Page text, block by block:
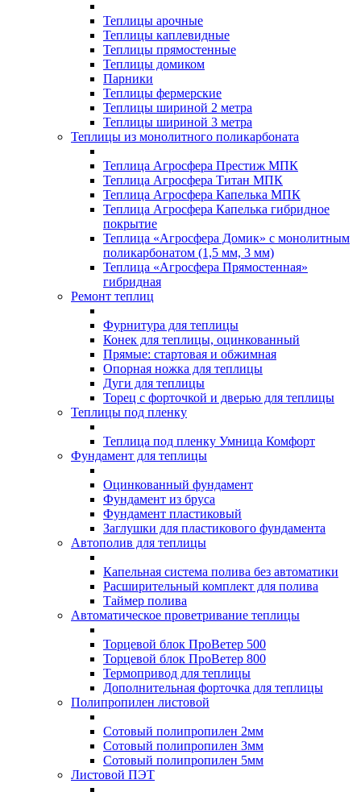
Теплицы арочные
Теплицы каплевидные
Теплицы прямостенные
Теплицы домиком
Парники
Теплицы фермерские
Теплицы шириной 2 метра
Теплицы шириной 3 метра
Теплицы из монолитного поликарбоната
Теплица Агросфера Престиж МПК
Теплица Агросфера Титан МПК
Теплица Агросфера Капелька МПК
Теплица Агросфера Капелька гибридное
покрытие
Теплица «Агросфера Домик» с монолитным
поликарбонатом (1,5 мм, 3 мм)
Теплица «Агросфера Прямостенная»
гибридная
Ремонт теплиц
Фурнитура для теплицы
Конек для теплицы, оцинкованный
Прямые: стартовая и обжимная
Опорная ножка для теплицы
Дуги для теплицы
Торец с форточкой и дверью для теплицы
Теплицы под пленку
Теплица под пленку Умница Комфорт
Фундамент для теплицы
Оцинкованный фундамент
Фундамент из бруса
Фундамент пластиковый
Заглушки для пластикового фундамента
Автополив для теплицы
Капельная система полива без автоматики
Расширительный комплект для полива
Таймер полива
Автоматическое проветривание теплицы
Торцевой блок ПроВетер 500
Торцевой блок ПроВетер 800
Термопривод для теплицы
Дополнительная форточка для теплицы
Полипропилен листовой
Сотовый полипропилен 2мм
Сотовый полипропилен 3мм
Сотовый полипропилен 5мм
Листовой ПЭТ